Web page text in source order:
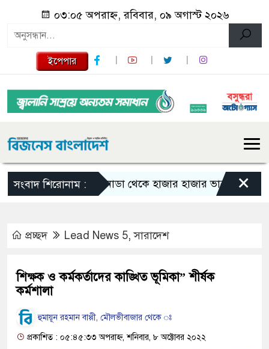
০৩:০৫ অপরাহ্ন, রবিবার, ০৯ অগাস্ট ২০২৬
ইপেপার
সংবাদ শিরোনাম :কানাডা থেকে হাজার হাজার ভারতীয় নাগরিক
×
প্রচ্ছদ Lead News 5,সারাদেশ
শিক্ষক ও কর্মকর্তাদের কাঙ্খিত ভূমিকা” শীর্ষক
কর্মশালা
হুমায়ূন রহমান বাপ্পী, মৌলভীবাজার থেকে ঃ
প্রকাশিত : ০৫:৪৫:৩৩ অপরাহ্ন, শনিবার, ৮ অক্টোবর ২০২২